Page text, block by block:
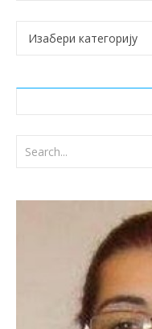
Категорије